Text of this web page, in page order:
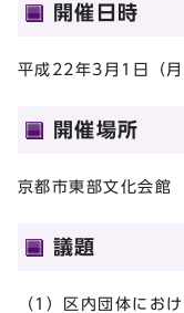
開催日時
平成22年3月1日（
開催場所
京都市東部文化会
議題
（1）区内団体にお